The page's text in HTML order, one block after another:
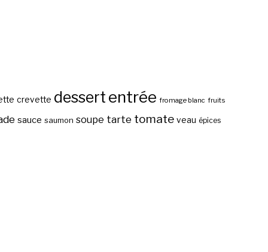
crevette dessert entrée fromage blanc fruits
sauce saumon soupe tarte tomate veau épices